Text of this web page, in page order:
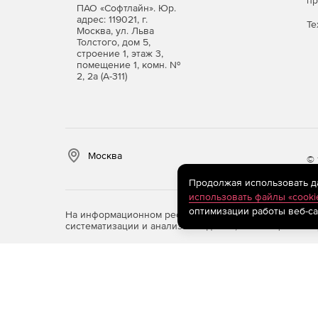
ПАО «Софтлайн». Юр.
адрес: 119021, г.
Москва, ул. Льва
Толстого, дом 5,
строение 1, этаж 3,
помещение 1, комн. №
2, 2а (А-311)
Москва ©
На информационном ресурсе store.softline.ru
систематизации и анализа сведений, относящихся
Продолжая использовать
использовать файлы
оптимизации работы веб-